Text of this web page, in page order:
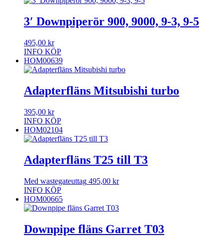
3′ Downpiperör 900, 9000, 9-3, 9-5
495,00 kr
INFO KÖP
HOM00639
Adapterfläns Mitsubishi turbo
395,00 kr
INFO KÖP
HOM02104
Adapterfläns T25 till T3
Med wastegateuttag 495,00 kr
INFO KÖP
HOM00665
Downpipe fläns Garret T03